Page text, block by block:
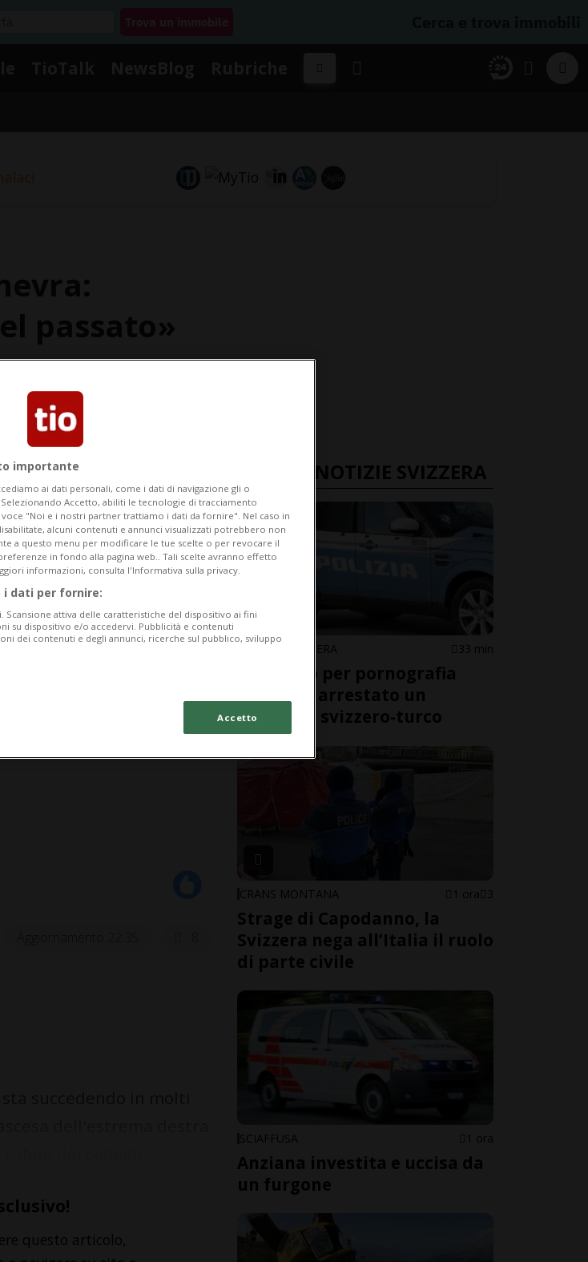
questo articolo,
ULTIME NOTIZIE SVIZZERA
ITALIA / SVIZZERA 33 min
Ricercato per pornografia
minorile: arrestato un
cittadino svizzero-turco
CRANS MONTANA 1 ora 3
Strage di Capodanno, la
Svizzera nega all’Italia il ruolo
di parte civile
SCIAFFUSA 1 ora
Anziana investita e uccisa da
un furgone
importante
ai dati personali, come i dati di navigazione gli o
Accetto, abiliti le tecnologie di tracciamento
"Noi e i nostri partner trattiamo i dati da fornire". Nel caso in
alcuni contenuti e annunci visualizzati potrebbero non
a questo menu per modificare le tue scelte o per revocare il
in fondo alla pagina web.. Tali scelte avranno effetto
informazioni, consulta l'Informativa sulla privacy.
dati per fornire:
Scansione attiva delle caratteristiche del dispositivo ai fini
su dispositivo e/o accedervi. Pubblicità e contenuti
dei contenuti e degli annunci, ricerche sul pubblico, sviluppo
Accetto